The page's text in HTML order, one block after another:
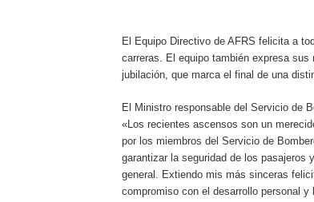
El Equipo Directivo de AFRS felicita a
carreras. El equipo también expresa
jubilación, que marca el final de una
El Ministro responsable del Servicio de
«Los recientes ascensos son un
por los miembros del Servicio de
garantizar la seguridad de los pasajeros
general. Extiendo mis más sinceras
compromiso con el desarrollo personal y